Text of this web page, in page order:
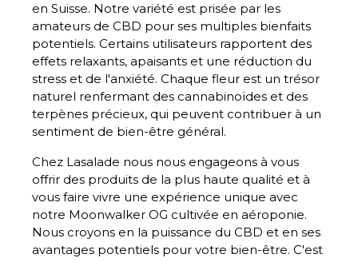
en Suisse. Notre variété est prisée par les
amateurs de CBD pour ses multiples bienfaits
potentiels. Certains utilisateurs rapportent des
effets relaxants, apaisants et une réduction du
stress et de l'anxiété. Chaque fleur est un trésor
naturel renfermant des cannabinoïdes et des
terpènes précieux, qui peuvent contribuer à un
sentiment de bien-être général.
Chez Lasalade nous nous engageons à vous
offrir des produits de la plus haute qualité et à
vous faire vivre une expérience unique avec
notre Moonwalker OG cultivée en aéroponie.
Nous croyons en la puissance du CBD et en ses
avantages potentiels pour votre bien-être. C'est